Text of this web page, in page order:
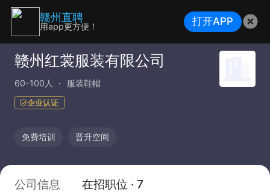
赣州红裳服装有限公司
60-100人 服装鞋帽
企业认证
免费培训 晋升空间
公司信息 在招职位 · 7
赣州直聘
用app更方便！ 打开APP